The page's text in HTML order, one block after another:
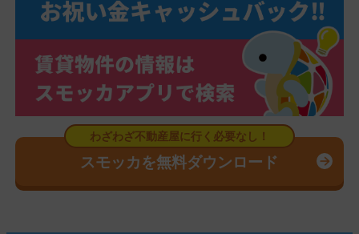
スモッカを無料ダウンロード